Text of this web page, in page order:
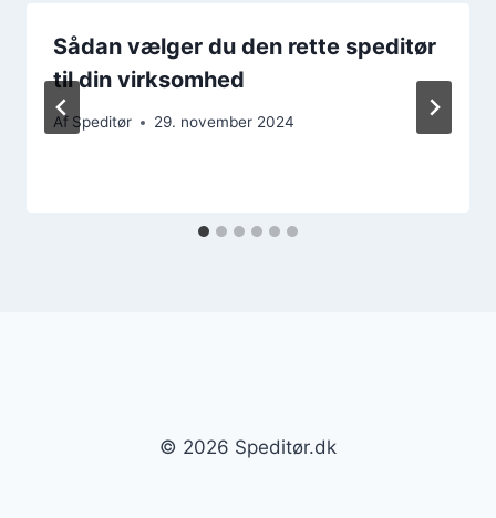
Sådan vælger du den rette speditør
til din virksomhed
Af Speditør 29. november 2024
© 2026 Speditør.dk